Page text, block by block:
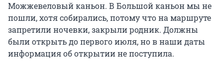
Можжевеловый каньон. В Большой каньон мы не
пошли, хотя собирались, потому что на маршруте
запретили ночевки, закрыли родник. Должны
были открыть до первого июля, но в наши даты
информация об открытии не поступила.